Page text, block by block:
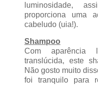
luminosidade,
proporciona uma
cabeludo (uia!).
Shampoo
Com aparência
translúcida, este
Não gosto muito
foi tranquilo para